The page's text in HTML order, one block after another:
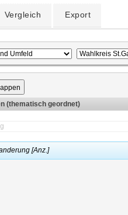
Vergleich Export
(thematisch geordnet)
[Anz.]